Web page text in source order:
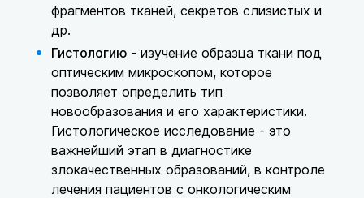
фрагментов тканей, секретов слизистых и
др.
Гистологию - изучение образца ткани под
оптическим микроскопом, которое
позволяет определить тип
новообразования и его характеристики.
Гистологическое исследование - это
важнейший этап в диагностике
злокачественных образований, в контроле
лечения пациентов с онкологическим